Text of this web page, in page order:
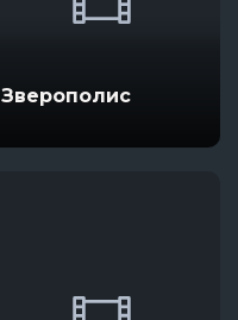
Зверополис